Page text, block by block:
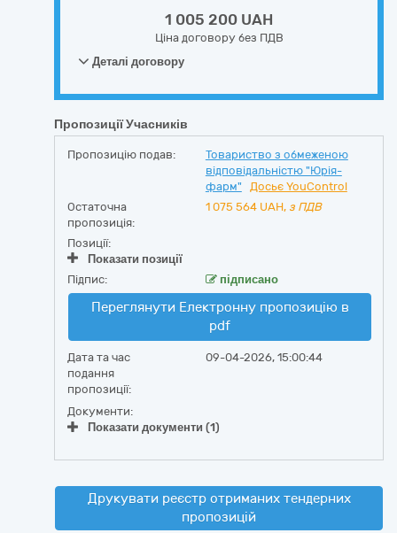
1 005 200 UAH
Ціна договору без ПДВ
Деталі договору
Пропозиції Учасників
Пропозицію подав:
Товариство з обмеженою
відповідальністю "Юрія-
фарм"
Досьє YouControl
Остаточна
пропозиція:
1 075 564 UAH, з ПДВ
Позиції:
Показати позиції
Підпис:
підписано
Переглянути Електронну пропозицію в
pdf
Дата та час
подання
пропозиції:
09-04-2026, 15:00:44
Документи:
Показати документи (1)
Друкувати реєстр отриманих тендерних
пропозицій